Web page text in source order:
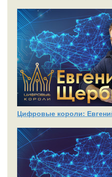
Цифровые короли: